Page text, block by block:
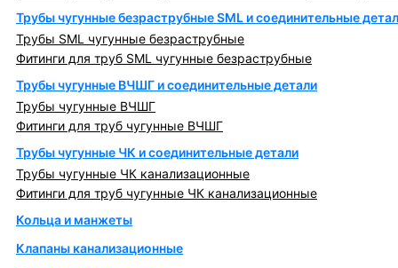
Трубы чугунные безраструбные SML и соединительные
Трубы SML чугунные безраструбные
Фитинги для труб SML чугунные безраструбные
Трубы чугунные ВЧШГ и соединительные детали
Трубы чугунные ВЧШГ
Фитинги для труб чугунные ВЧШГ
Трубы чугунные ЧК и соединительные детали
Трубы чугунные ЧК канализационные
Фитинги для труб чугунные ЧК канализационные
Кольца и манжеты
Клапаны канализационные